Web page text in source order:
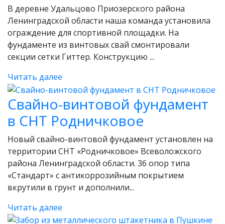
В деревне Удальцово Приозерского района
Ленинградской области наша команда установила
ограждение для спортивной площадки. На
фундаменте из винтовых свай смонтировали
секции сетки Гиттер. Конструкцию ...
Читать далее
Свайно-винтовой фундамент
в СНТ Родничковое
Новый свайно-винтовой фундамент установлен на
территории СНТ «Родничковое» Всеволожского
района Ленинградской области. 36 опор типа
«Стандарт» с антикоррозийным покрытием
вкрутили в грунт и дополнили...
Читать далее